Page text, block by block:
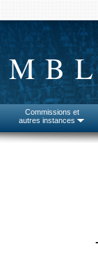
Commissions et
autres instances